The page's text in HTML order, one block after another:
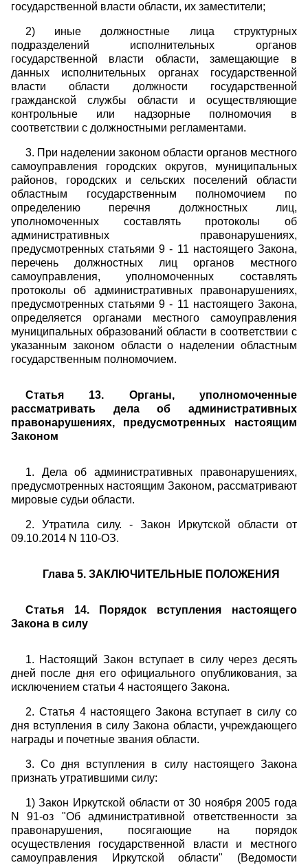
государственной власти области, их заместители;
2) иные должностные лица структурных
подразделений исполнительных органов
государственной власти области, замещающие в
данных исполнительных органах государственной
власти области должности государственной
гражданской службы области и осуществляющие
контрольные или надзорные полномочия в
соответствии с должностными регламентами.
3. При наделении законом области органов местного
самоуправления городских округов, муниципальных
районов, городских и сельских поселений области
областным государственным полномочием по
определению перечня должностных лиц,
уполномоченных составлять протоколы об
административных правонарушениях,
предусмотренных статьями 9 - 11 настоящего Закона,
перечень должностных лиц органов местного
самоуправления, уполномоченных составлять
протоколы об административных правонарушениях,
предусмотренных статьями 9 - 11 настоящего Закона,
определяется органами местного самоуправления
муниципальных образований области в соответствии с
указанным законом области о наделении областным
государственным полномочием.
Статья 13. Органы, уполномоченные
рассматривать дела об административных
правонарушениях, предусмотренных настоящим
Законом
1. Дела об административных правонарушениях,
предусмотренных настоящим Законом, рассматривают
мировые судьи области.
2. Утратила силу. - Закон Иркутской области от
09.10.2014 N 110-ОЗ.
Глава 5. ЗАКЛЮЧИТЕЛЬНЫЕ ПОЛОЖЕНИЯ
Статья 14. Порядок вступления настоящего
Закона в силу
1. Настоящий Закон вступает в силу через десять
дней после дня его официального опубликования, за
исключением статьи 4 настоящего Закона.
2. Статья 4 настоящего Закона вступает в силу со
дня вступления в силу Закона области, учреждающего
награды и почетные звания области.
3. Со дня вступления в силу настоящего Закона
признать утратившими силу:
1) Закон Иркутской области от 30 ноября 2005 года
N 91-оз "Об административной ответственности за
правонарушения, посягающие на порядок
осуществления государственной власти и местного
самоуправления Иркутской области" (Ведомости